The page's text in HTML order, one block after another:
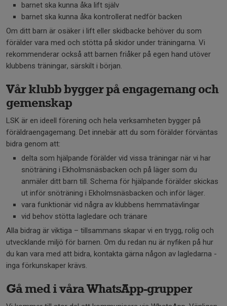
barnet ska kunna åka lift själv
barnet ska kunna åka kontrollerat nedför backen
Om ditt barn är osäker i lift eller skidbacke behöver du som
förälder vara med och stötta på skidor under träningarna. Vi
rekommenderar också att barnen friåker på egen hand utöver
klubbens träningar, särskilt i början.
Vår klubb bygger på engagemang och
gemenskap
LSK är en ideell förening och hela verksamheten bygger på
föräldraengagemang. Det innebär att du som förälder förväntas
bidra genom att:
delta som hjälpande förälder vid vissa träningar när vi har
snöträning i Ekholmsnäsbacken och på läger som du
anmäler ditt barn till. Schema för hjälpande förälder skickas
ut inför snöträning i Ekholmsnäsbacken och inför läger.
vara funktionär vid några av klubbens hemmatävlingar
vid behov stötta lagledare och tränare
Alla bidrag är viktiga – tillsammans skapar vi en trygg, rolig och
utvecklande miljö för barnen. Om du redan nu är nyfiken på hur
du kan vara med att bidra, kontakta gärna någon av lagledarna -
inga förkunskaper krävs.
Gå med i våra WhatsApp-grupper